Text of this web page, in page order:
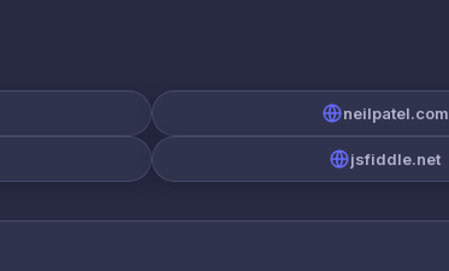
neilpatel.com
jsfiddle.net